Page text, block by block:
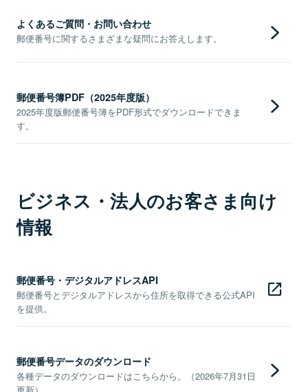
よくあるご質問・お問い合わせ
郵便番号に関するさまざまな疑問にお答えします。
郵便番号簿PDF（2025年度版）
2025年度版郵便番号簿をPDF形式でダウンロードできま
す。
ビジネス・法人のお客さま向け
情報
郵便番号・デジタルアドレスAPI
郵便番号とデジタルアドレスから住所を取得できる公式API
を提供。
郵便番号データのダウンロード
各種データのダウンロードはこちらから。（2026年7月31日